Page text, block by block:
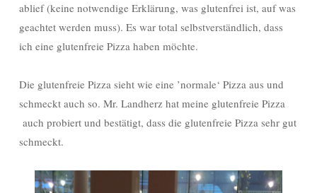
ablief (keine notwendige Erklärung, was glutenfrei ist, auf was
geachtet werden muss). Es war total selbstverständlich, dass
ich eine glutenfreie Pizza haben möchte.
Die glutenfreie Pizza sieht wie eine ’normale‘ Pizza aus und
schmeckt auch so. Mr. Landherz hat meine glutenfreie Pizza
auch probiert und bestätigt, dass die glutenfreie Pizza sehr gut
schmeckt.